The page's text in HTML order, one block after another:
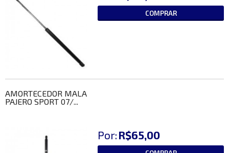
COMPRAR
AMORTECEDOR MALA
PAJERO SPORT 07/...
Por: R$65,00